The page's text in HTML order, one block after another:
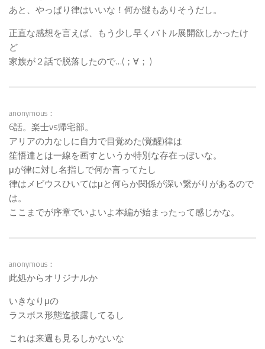
あと、やっぱり律はいいな！何か謎もありそうだし。
正直な感想を言えば、もう少し早くバトル展開欲しかったけ
ど
家族が２話で脱落したので…(；∀； )
anonymous：
6話。楽士vs帰宅部。
アリアの力なしに自力で目覚めた(覚醒)律は
笙悟達とは一線を画すというか特別な存在っぽいな。
μが律に対し名指しで何か言ってたし
律はメビウスひいてはμと何らか関係が深い繋がりがあるので
は。
ここまでが序章でいよいよ本編が始まったって感じかな。
anonymous：
此処からオリジナルか
いきなりμの
ラスボス形態迄披露してるし
これは来週も見るしかないな